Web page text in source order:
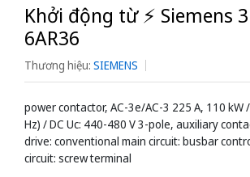
Khởi động từ ⚡️ Siemens
6AR36
Thương hiệu: SIEMENS
power contactor, AC-3e/AC-3 225 A, 110 kW
Hz) / DC Uc: 440-480 V 3-pole, auxiliary
drive: conventional main circuit: busbar
circuit: screw terminal